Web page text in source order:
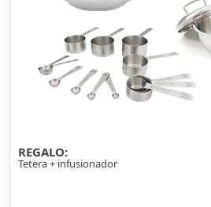
REGALO:
Tetera + infusionador